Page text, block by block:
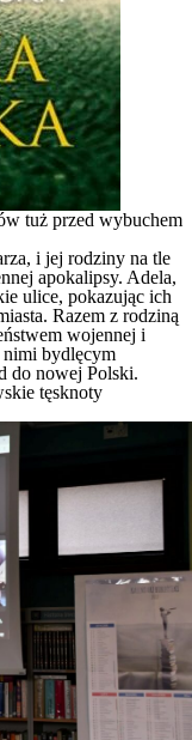
tuż przed wybuchem
i jej rodziny na tle
apokalipsy. Adela,
ulice, pokazując ich
Razem z rodziną
wojennej i
nimi bydlęcym
do nowej Polski.
tęsknoty